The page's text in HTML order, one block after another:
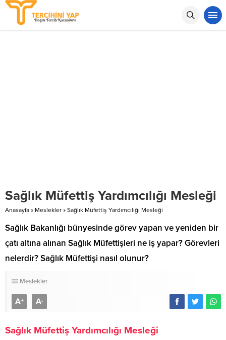
Sağlık Müfettiş Yardımcılığı Mesleği
Anasayfa » Meslekler » Sağlık Müfettiş Yardımcılığı Mesleği
Sağlık Bakanlığı bünyesinde görev yapan ve yeniden bir
çatı altına alınan Sağlık Müfettişleri ne iş yapar? Görevleri
nelerdir? Sağlık Müfettişi nasıl olunur?
Meslekler
A+ A-
Sağlık Müfettiş Yardımcılığı Mesleği